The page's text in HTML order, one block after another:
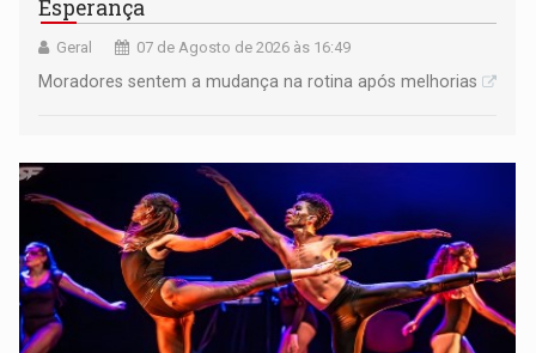
Esperança
Geral 07 de Agosto de 2026 às 16:49
Moradores sentem a mudança na rotina após melhorias